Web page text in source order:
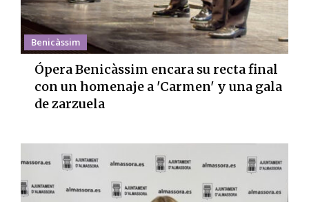
Benicàssim
Ópera Benicàssim encara su recta final
con un homenaje a 'Carmen' y una gala
de zarzuela